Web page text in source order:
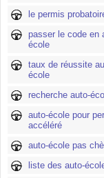
le permis
passer le code en
école
taux de réussite
école
recherche auto-
auto-école pour
accéléré
auto-école pas
liste des auto-